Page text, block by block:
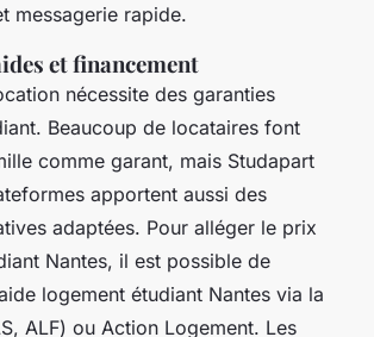
messagerie rapide.
et financement
nécessite des garanties
Beaucoup de locataires font
comme garant, mais Studapart
apportent aussi des
adaptées. Pour alléger le prix
Nantes, il est possible de
logement étudiant Nantes via la
ALF) ou Action Logement. Les